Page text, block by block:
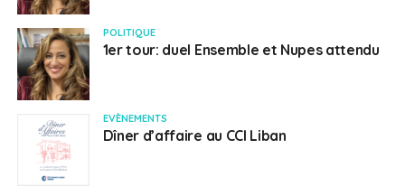
POLITIQUE
1er tour: duel Ensemble et Nupes attendu
EVÈNEMENTS
Dîner d’affaire au CCI Liban